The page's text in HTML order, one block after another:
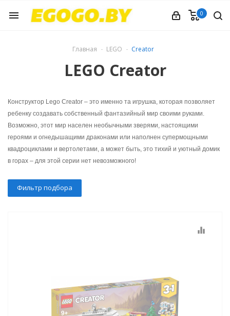
menu 0
Главная LEGO Creator
LEGO Creator
Конструктор Lego Creator – это именно та игрушка, которая позволяет
ребенку создавать собственный фантазийный мир своими руками.
Возможно, этот мир населен необычными зверями, настоящими
героями и огнедышащими драконами или наполнен супермощными
квадроциклами и вертолетами, а может быть, это тихий и уютный домик
в горах – для этой серии нет невозможного!
Фильтр подбора
equalizer